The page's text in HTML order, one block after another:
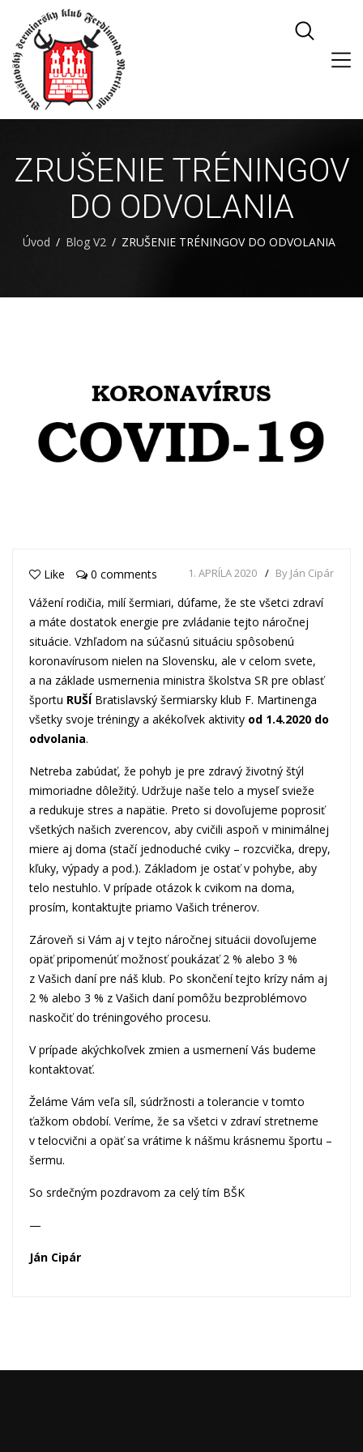
ZRUŠENIE TRÉNINGOV
DO ODVOLANIA
Úvod Blog V2 ZRUŠENIE TRÉNINGOV DO ODVOLANIA
1. APRÍLA 2020 By Ján Cipár
Like
0 comments
Vážení rodičia, milí šermiari, dúfame, že ste všetci zdraví
a máte dostatok energie pre zvládanie tejto náročnej
situácie. Vzhľadom na súčasnú situáciu spôsobenú
koronavírusom nielen na Slovensku, ale v celom svete,
a na základe usmernenia ministra školstva SR pre oblasť
športu RUŠÍ Bratislavský šermiarsky klub F. Martinenga
všetky svoje tréningy a akékoľvek aktivity od 1.4.2020 do
odvolania.
Netreba zabúdať, že pohyb je pre zdravý životný štýl
mimoriadne dôležitý. Udržuje naše telo a myseľ svieže
a redukuje stres a napätie. Preto si dovoľujeme poprosiť
všetkých našich zverencov, aby cvičili aspoň v minimálnej
miere aj doma (stačí jednoduché cviky – rozcvička, drepy,
kľuky, výpady a pod.). Základom je ostať v pohybe, aby
telo nestuhlo. V prípade otázok k cvikom na doma,
prosím, kontaktujte priamo Vašich trénerov.
Zároveň si Vám aj v tejto náročnej situácii dovoľujeme
opäť pripomenúť možnosť poukázať 2 % alebo 3 %
z Vašich daní pre náš klub. Po skončení tejto krízy nám aj
2 % alebo 3 % z Vašich daní pomôžu bezproblémovo
naskočiť do tréningového procesu.
V prípade akýchkoľvek zmien a usmernení Vás budeme
kontaktovať.
Želáme Vám veľa síl, súdržnosti a tolerancie v tomto
ťažkom období. Veríme, že sa všetci v zdraví stretneme
v telocvični a opäť sa vrátime k nášmu krásnemu športu –
šermu.
So srdečným pozdravom za celý tím BŠK
—
Ján Cipár